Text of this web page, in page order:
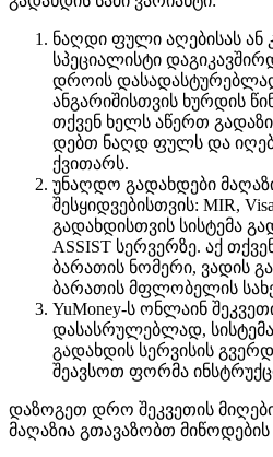
ნაღდი ფული აღებისას ან
სპეციალისტი
დროის
ანგარიშისთვის ხურდის
თქვენ ხელს აწერთ
დებთ ნაღდ ფულს და
ქვითარს.
უნაღდო გადახდები
შესყიდვებისთვის: MIR,
გადახდისთვის სისტემა
ASSIST სერვერზე. აქ
ბარათის ნომერი, ვადის
ბარათის მფლობელის
YuMoney-ს ონლაინ
დასასრულებლად,
გადახდის სერვისის
შეავსოთ ფორმა
დაზოგეთ დრო შეკვეთის
მაღაზია გთავაზობთ მიწოდების